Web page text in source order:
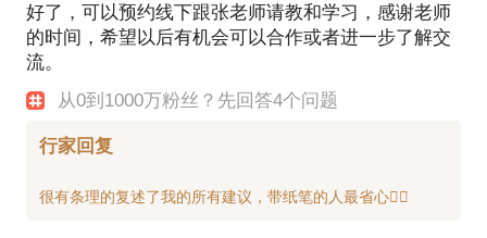
好了，可以预约线下跟张老师请教和学习，感谢老师
的时间，希望以后有机会可以合作或者进一步了解交
流。
从0到1000万粉丝？先回答4个问题
行家回复